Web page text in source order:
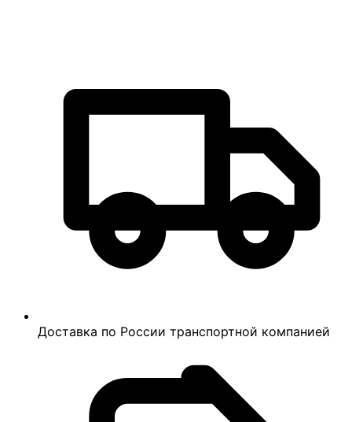
Доставка по России транспортной компанией